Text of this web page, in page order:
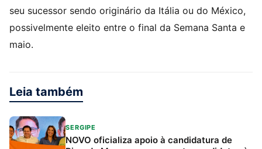
seu sucessor sendo originário da Itália ou do México,
possivelmente eleito entre o final da Semana Santa e
maio.
Leia também
SERGIPE
NOVO oficializa apoio à candidatura de